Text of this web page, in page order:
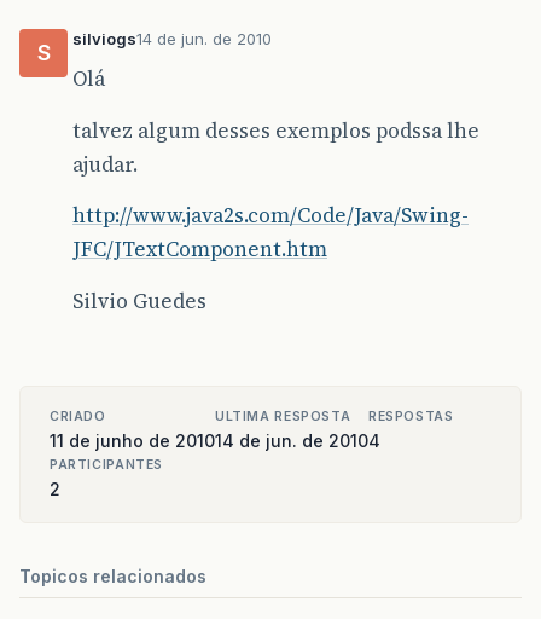
S
silviogs14 de jun. de 2010
Olá
talvez algum desses exemplos podssa lhe
ajudar.
http://www.java2s.com/Code/Java/Swing-
JFC/JTextComponent.htm
Silvio Guedes
CRIADO
11 de junho de 2010
ULTIMA RESPOSTA
14 de jun. de 2010
RESPOSTAS
4
PARTICIPANTES
2
Topicos relacionados